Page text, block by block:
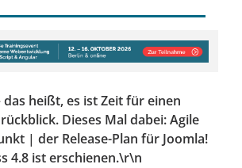
das heißt, es ist Zeit für einen
Dieses Mal dabei: Agile
| der Release-Plan für Joomla!
4.8 ist erschienen.\r\n